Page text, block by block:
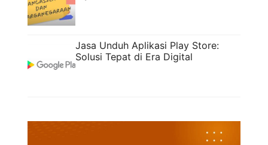
Jasa Unduh Aplikasi Play Store:
Solusi Tepat di Era Digital